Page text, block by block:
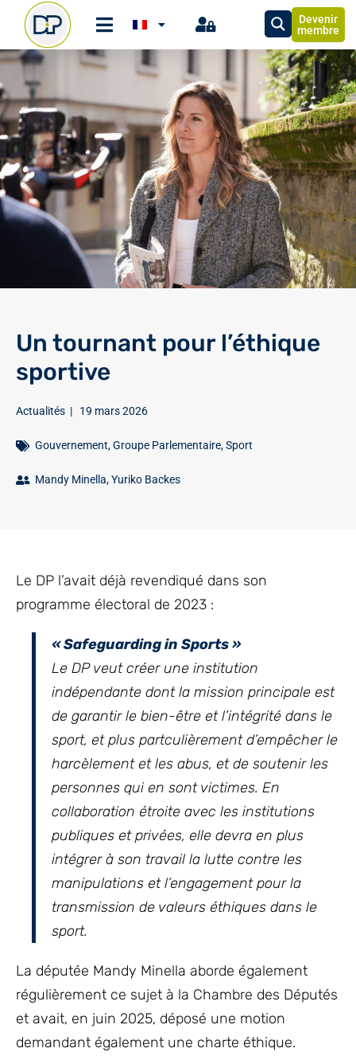
Devenir
membre
Un tournant pour l’éthique
sportive
Actualités | 19 mars 2026
Gouvernement,Groupe Parlementaire,Sport
Mandy Minella,Yuriko Backes
Le DP l’avait déjà revendiqué dans son
programme électoral de 2023 :
« Safeguarding in Sports »
Le DP veut créer une institution
indépendante dont la mission principale est
de garantir le bien-être et l’intégrité dans le
sport, et plus partculièrement d’empêcher le
harcèlement et les abus, et de soutenir les
personnes qui en sont victimes. En
collaboration étroite avec les institutions
publiques et privées, elle devra en plus
intégrer à son travail la lutte contre les
manipulations et l’engagement pour la
transmission de valeurs éthiques dans le
sport.
La députée Mandy Minella aborde également
régulièrement ce sujet à la Chambre des Députés
et avait, en juin 2025, déposé une motion
demandant également une charte éthique.